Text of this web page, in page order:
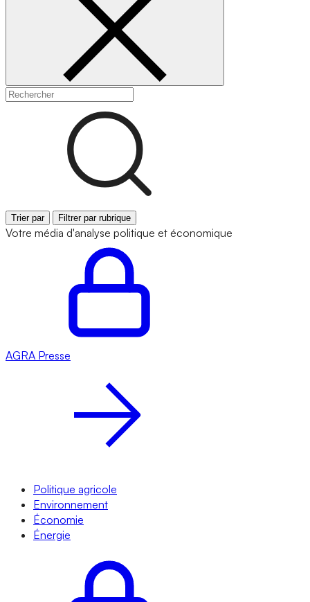
Trier par Filtrer par rubrique
Votre média d'analyse politique et économique
AGRA Presse
Politique agricole
Environnement
Économie
Énergie